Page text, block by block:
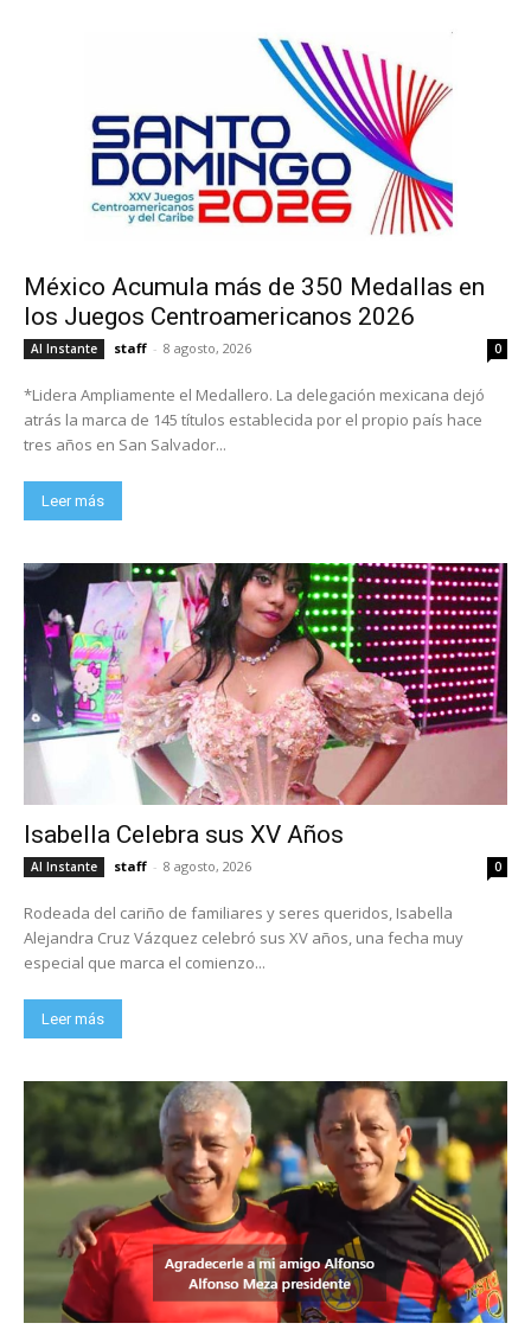
México Acumula más de 350 Medallas en
los Juegos Centroamericanos 2026
Al Instante staff - 8 agosto, 2026 0
*Lidera Ampliamente el Medallero. La delegación mexicana dejó
atrás la marca de 145 títulos establecida por el propio país hace
tres años en San Salvador...
Leer más
Isabella Celebra sus XV Años
Al Instante staff - 8 agosto, 2026 0
Rodeada del cariño de familiares y seres queridos, Isabella
Alejandra Cruz Vázquez celebró sus XV años, una fecha muy
especial que marca el comienzo...
Leer más